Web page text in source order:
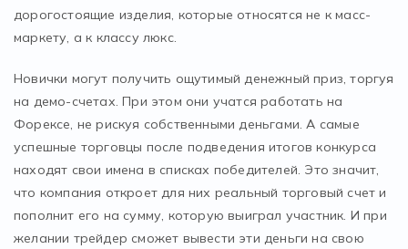
дорогостоящие изделия, которые относятся не к масс-
маркету, а к классу люкс.
Новички могут получить ощутимый денежный приз, торгуя
на демо-счетах. При этом они учатся работать на
Форексе, не рискуя собственными деньгами. А самые
успешные торговцы после подведения итогов конкурса
находят свои имена в списках победителей. Это значит,
что компания откроет для них реальный торговый счет и
пополнит его на сумму, которую выиграл участник. И при
желании трейдер сможет вывести эти деньги на свою